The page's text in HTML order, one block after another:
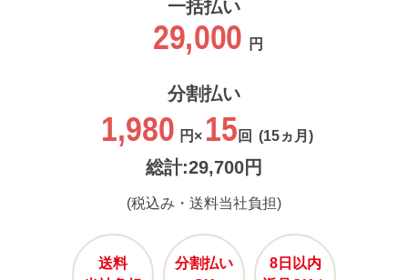
一括払い
29,000 円
分割払い
1,980 円× 15 回 (15ヵ月)
総計:29,700円
(税込み・送料当社負担)
送料
分割払い
8日以内